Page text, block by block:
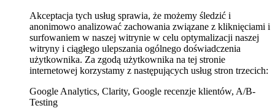
Akceptacja tych usług sprawia, że możemy śledzić i
anonimowo analizować zachowania związane z kliknięciami i
surfowaniem w naszej witrynie w celu optymalizacji naszej
witryny i ciągłego ulepszania ogólnego doświadczenia
użytkownika. Za zgodą użytkownika na tej stronie
internetowej korzystamy z następujących usług stron trzecich:
Google Analytics, Clarity, Google recenzje klientów, A/B-
Testing